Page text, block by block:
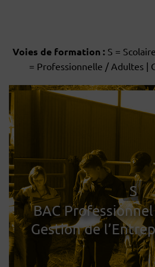
Voies de formation :S =
= Professionnelle / Adultes |
S
BAC
Gestion de